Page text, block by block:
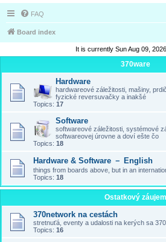
FAQ
Board index
It is currently Sun Aug 09,
370ware
Hardware
hardwareové záležitosti, mašiny,
fyzické reversuvačky a inakšé
Topics: 17
Software
softwareové záležitosti, systémové
softwareovej úrovne a doví ešte čo
Topics: 18
Hardware & Software － English
things from boards above, but in an
Topics: 18
Ostatkový záujem
370network na cestách
stretnuťá, eventy a udalosti na kerých sa
Topics: 16